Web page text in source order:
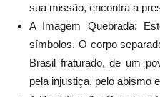
sua missão, encontra a
A Imagem Quebrada:
símbolos. O corpo
Brasil fraturado, de um
pela injustiça, pelo abismo